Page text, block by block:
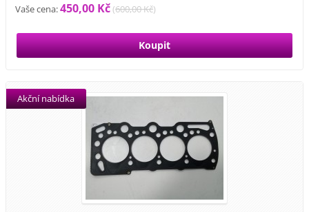
Vaše cena:450,00 Kč(600,00 Kč)
Akční nabídka